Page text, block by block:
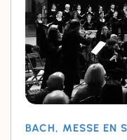
BACH, MESSE EN